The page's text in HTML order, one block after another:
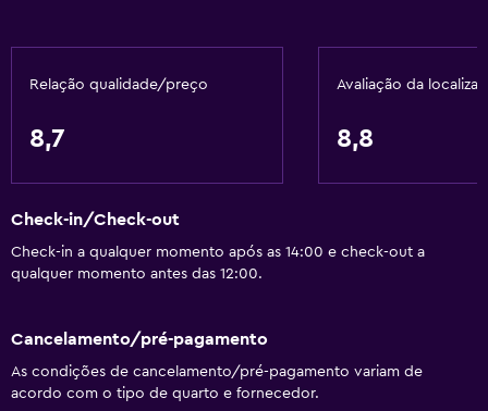
Casa de banho
Banheira de hidromassagem
Secador de cabelo
Banheira ao ar livre
Papel higiénico
WC público
Relação qualidade/preço
8,7
Avaliação da
8,8
Check-in/Check-out
Check-in a qualquer momento após as 14:00 e check-out a
qualquer momento antes das 12:00.
Cancelamento/pré-pagamento
As condições de cancelamento/pré-pagamento variam de
acordo com o tipo de quarto e fornecedor.